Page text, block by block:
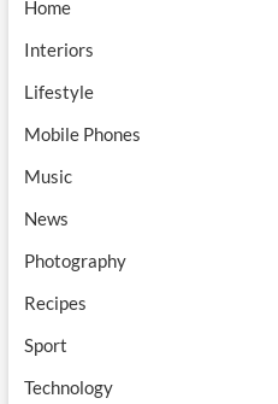
Home
Interiors
Lifestyle
Mobile Phones
Music
News
Photography
Recipes
Sport
Technology